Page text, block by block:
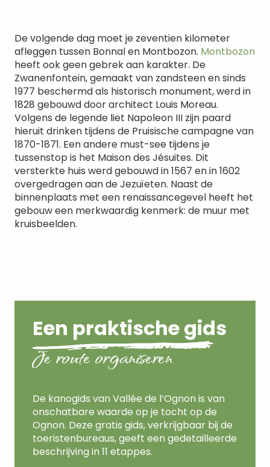
De volgende dag moet je zeventien kilometer
afleggen tussen Bonnal en Montbozon. Montbozon
heeft ook geen gebrek aan karakter. De
Zwanenfontein, gemaakt van zandsteen en sinds
1977 beschermd als historisch monument, werd in
1828 gebouwd door architect Louis Moreau.
Volgens de legende liet Napoleon III zijn paard
hieruit drinken tijdens de Pruisische campagne van
1870-1871. Een andere must-see tijdens je
tussenstop is het Maison des Jésuites. Dit
versterkte huis werd gebouwd in 1567 en in 1602
overgedragen aan de Jezuïeten. Naast de
binnenplaats met een renaissancegevel heeft het
gebouw een merkwaardig kenmerk: de muur met
kruisbeelden.
Een praktische gids
Je route organiseren
De kanogids van Vallée de l’Ognon is van
onschatbare waarde op je tocht op de
Ognon. Deze gratis gids, verkrijgbaar bij de
toeristenbureaus, geeft een gedetailleerde
beschrijving in 11 etappes.